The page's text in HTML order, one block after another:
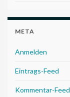
META
Anmelden
Eintrags-Feed
Kommentar-Feed